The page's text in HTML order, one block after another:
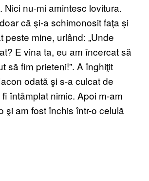
Nici nu-mi amintesc lovitura.
că şi-a schimonosit faţa şi
peste mine, urlând: „Unde
E vina ta, eu am încercat să
să fim prieteni!”. A înghiţit
odată şi s-a culcat de
întâmplat nimic. Apoi m-am
şi am fost închis într-o celulă